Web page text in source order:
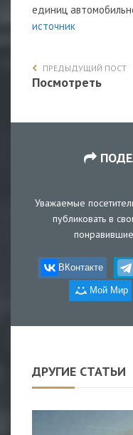
единиц
источник
ПРЕДЫДУЩИЙ ПОСТ
Посмотреть
Уважаемые
публиковать в
ВКонтакте
Мой Мир
ДРУГИЕ СТАТЬИ